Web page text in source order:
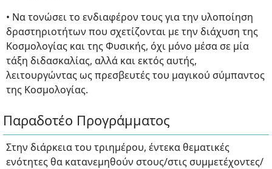
• Να τονώσει το ενδιαφέρον τους για την υλοποίηση
δραστηριοτήτων που σχετίζονται με την διάχυση της
Κοσμολογίας και της Φυσικής, όχι μόνο μέσα σε μία
τάξη διδασκαλίας, αλλά και εκτός αυτής,
λειτουργώντας ως πρεσβευτές του μαγικού σύμπαντος
της Κοσμολογίας.
Παραδοτέο Προγράμματος
Στην διάρκεια του τριημέρου, έντεκα θεματικές
ενότητες θα κατανεμηθούν στους/στις συμμετέχοντες/